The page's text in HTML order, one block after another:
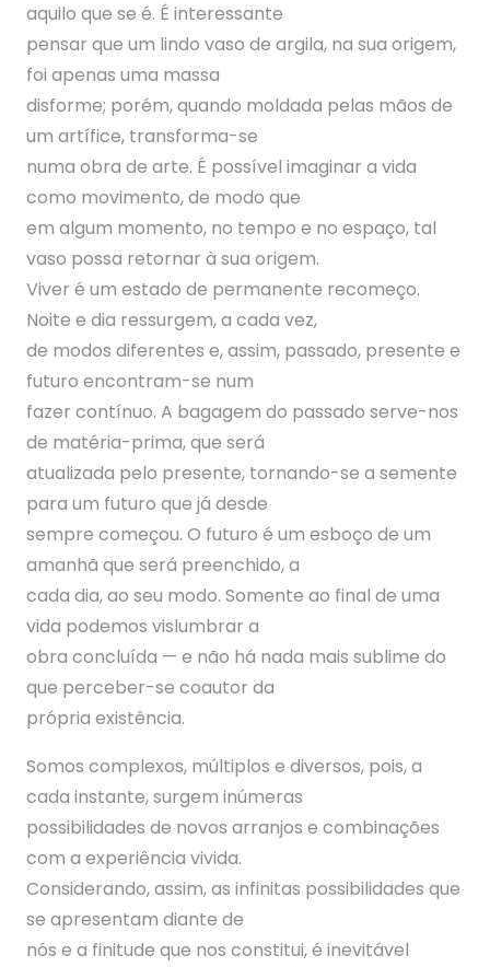
aquilo que se é. É interessante
pensar que um lindo vaso de argila, na sua origem,
foi apenas uma massa
disforme; porém, quando moldada pelas mãos de
um artífice, transforma-se
numa obra de arte. É possível imaginar a vida
como movimento, de modo que
em algum momento, no tempo e no espaço, tal
vaso possa retornar à sua origem.
Viver é um estado de permanente recomeço.
Noite e dia ressurgem, a cada vez,
de modos diferentes e, assim, passado, presente e
futuro encontram-se num
fazer contínuo. A bagagem do passado serve-nos
de matéria-prima, que será
atualizada pelo presente, tornando-se a semente
para um futuro que já desde
sempre começou. O futuro é um esboço de um
amanhã que será preenchido, a
cada dia, ao seu modo. Somente ao final de uma
vida podemos vislumbrar a
obra concluída — e não há nada mais sublime do
que perceber-se coautor da
própria existência.
Somos complexos, múltiplos e diversos, pois, a
cada instante, surgem inúmeras
possibilidades de novos arranjos e combinações
com a experiência vivida.
Considerando, assim, as infinitas possibilidades que
se apresentam diante de
nós e a finitude que nos constitui, é inevitável